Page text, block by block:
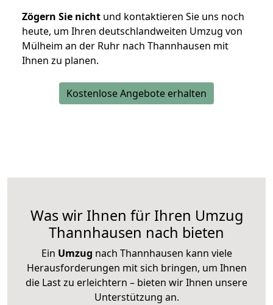
Zögern Sie nicht und kontaktieren Sie uns noch
heute, um Ihren deutschlandweiten Umzug von
Mülheim an der Ruhr nach Thannhausen mit
Ihnen zu planen.
Kostenlose Angebote erhalten
Was wir Ihnen für Ihren Umzug
Thannhausen nach bieten
Ein Umzug nach Thannhausen kann viele
Herausforderungen mit sich bringen, um Ihnen
die Last zu erleichtern – bieten wir Ihnen unsere
Unterstützung an.